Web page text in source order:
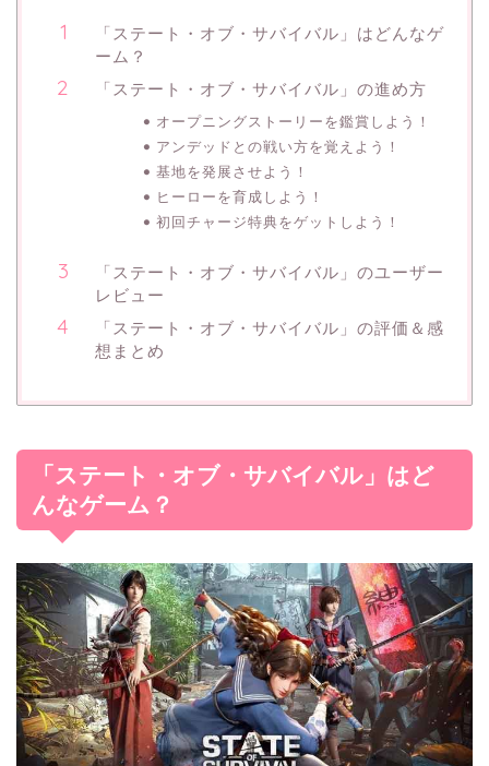
「ステート・オブ・サバイバル」はどんなゲ
ーム？
「ステート・オブ・サバイバル」の進め方
オープニングストーリーを鑑賞しよう！
アンデッドとの戦い方を覚えよう！
基地を発展させよう！
ヒーローを育成しよう！
初回チャージ特典をゲットしよう！
「ステート・オブ・サバイバル」のユーザー
レビュー
「ステート・オブ・サバイバル」の評価＆感
想まとめ
「ステート・オブ・サバイバル」はど
んなゲーム？